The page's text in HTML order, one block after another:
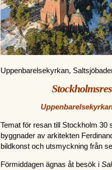
Uppenbarelsekyrkan,
Temat för resan till Stockholm
byggnader av arkitekten
bildkonst och utsmyckning från
Förmiddagen ägnas åt besök i